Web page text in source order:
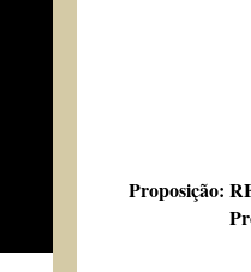
Proposição: